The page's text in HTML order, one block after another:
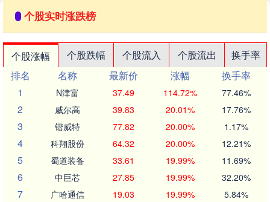
个股实时涨跌榜
个股涨幅 个股跌幅 个股流入 个股流出
换手率
排名
名称 最新价 涨幅
换手率
1
N津富 37.49 114.72% 77.46%
2 威尔高 39.83 20.01% 17.76%
3 锴威特 77.82 20.00% 1.17%
4 科翔股份 64.32 20.00% 12.21%
5 蜀道装备 33.61 19.99% 11.69%
6 中巨芯 27.85 19.99% 32.20%
7 广哈通信 19.03 19.99% 5.84%